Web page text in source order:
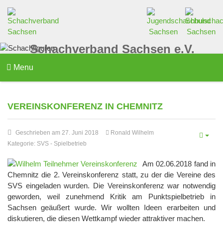
Schachverband Sachsen e.V.
Menu
VEREINSKONFERENZ IN CHEMNITZ
Geschrieben am 27. Juni 2018
Ronald Wilhelm
Kategorie: SVS - Spielbetrieb
Am 02.06.2018 fand in
Chemnitz die 2. Vereinskonferenz statt, zu der die Vereine des
SVS eingeladen wurden. Die Vereinskonferenz war notwendig
geworden, weil zunehmend Kritik am Punktspielbetrieb in
Sachsen geäußert wurde. Wir wollten Ideen erarbeiten und
diskutieren, die diesen Wettkampf wieder attraktiver machen.